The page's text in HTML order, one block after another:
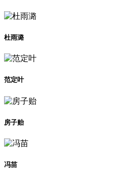
杜雨潞
范定叶
房子贻
冯苗